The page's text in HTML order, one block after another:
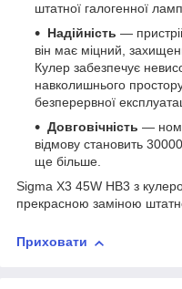
штатної галогенної
Надійність —
він має міцний,
Кулер забезпечує
навколишнього
безперервної
Довговічність —
відмову становить
ще більше.
Sigma X3 45W HB3 з
прекрасною заміною
Приховати